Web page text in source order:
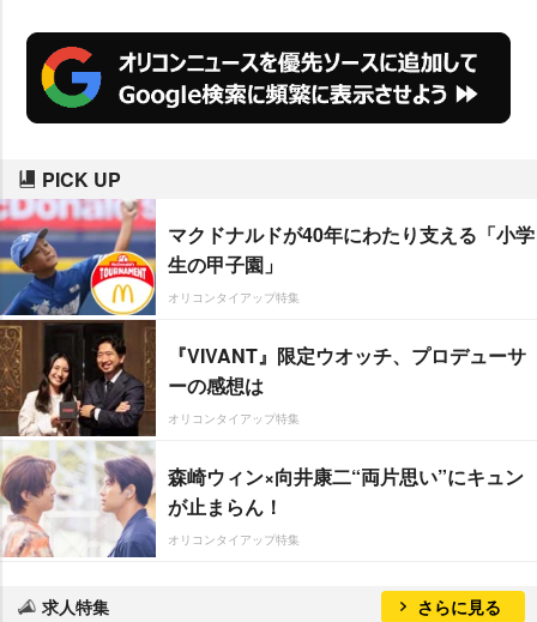
PICK UP
マクドナルドが40年にわたり支える「小学
生の甲子園」
オリコンタイアップ特集
『VIVANT』限定ウオッチ、プロデューサ
ーの感想は
オリコンタイアップ特集
森崎ウィン×向井康二“両片思い”にキュン
が止まらん！
オリコンタイアップ特集
求人特集 さらに見る